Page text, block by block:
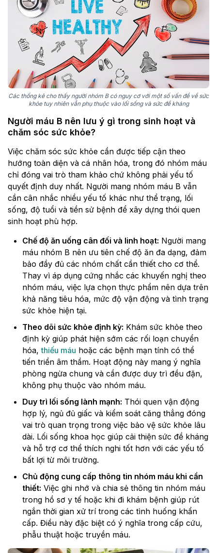
Các thống kê cho thấy người nhóm B có nguy cơ với một số vấn đề về sức
khỏe tuy nhiên vẫn phụ thuộc vào lối sống và sức đề kháng
Người máu B nên lưu ý gì trong sinh hoạt và
chăm sóc sức khỏe?
Việc chăm sóc sức khỏe cần được tiếp cận theo
hướng toàn diện và cá nhân hóa, trong đó nhóm máu
chỉ đóng vai trò tham khảo chứ không phải yếu tố
quyết định duy nhất. Người mang nhóm máu B vẫn
cần cân nhắc nhiều yếu tố khác như thể trạng, lối
sống, độ tuổi và tiền sử bệnh để xây dựng thói quen
sinh hoạt phù hợp.
Chế độ ăn uống cân đối và linh hoạt: Người mang
máu nhóm B nên ưu tiên chế độ ăn đa dạng, đảm
bảo đầy đủ các nhóm chất cần thiết cho cơ thể.
Thay vì áp dụng cứng nhắc các khuyến nghị theo
nhóm máu, việc lựa chọn thực phẩm nên dựa trên
khả năng tiêu hóa, mức độ vận động và tình trạng
sức khỏe hiện tại.
Theo dõi sức khỏe định kỳ: Khám sức khỏe theo
định kỳ giúp phát hiện sớm các rối loạn chuyển
hóa,thiếu máu hoặc các bệnh mạn tính có thể
tiến triển âm thầm. Hoạt động này mang ý nghĩa
phòng ngừa chung và cần được duy trì đều đặn,
không phụ thuộc vào nhóm máu.
Duy trì lối sống lành mạnh: Thói quen vận động
hợp lý, ngủ đủ giấc và kiểm soát căng thẳng đóng
vai trò quan trọng trong việc bảo vệ sức khỏe lâu
dài. Lối sống khoa học giúp cải thiện sức đề kháng
và hỗ trợ cơ thể thích nghi tốt hơn với các yếu tố
bất lợi từ môi trường.
Chủ động cung cấp thông tin nhóm máu khi cần
thiết: Việc ghi nhớ và chia sẻ thông tin nhóm máu
trong hồ sơ y tế hoặc khi đi khám bệnh giúp rút
ngắn thời gian xử trí trong các tình huống khẩn
cấp. Điều này đặc biệt có ý nghĩa trong cấp cứu,
phẫu thuật hoặc truyền máu.